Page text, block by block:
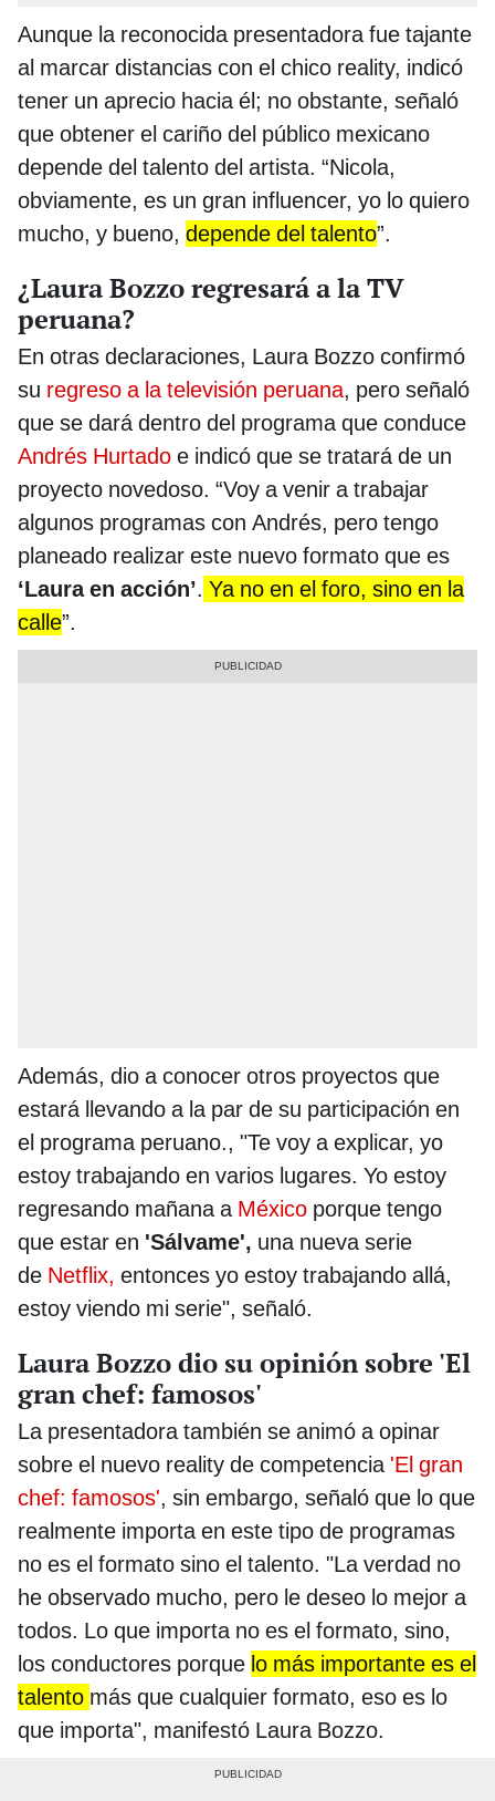
Aunque la reconocida presentadora fue tajante
al marcar distancias con el chico reality, indicó
tener un aprecio hacia él; no obstante, señaló
que obtener el cariño del público mexicano
depende del talento del artista. “Nicola,
obviamente, es un gran influencer, yo lo quiero
mucho, y bueno, depende del talento”.
¿Laura Bozzo regresará a la TV
peruana?
En otras declaraciones, Laura Bozzo confirmó
su regreso a la televisión peruana, pero señaló
que se dará dentro del programa que conduce
Andrés Hurtado e indicó que se tratará de un
proyecto novedoso. “Voy a venir a trabajar
algunos programas con Andrés, pero tengo
planeado realizar este nuevo formato que es
‘Laura en acción’. Ya no en el foro, sino en la
calle”.
Además, dio a conocer otros proyectos que
estará llevando a la par de su participación en
el programa peruano., "Te voy a explicar, yo
estoy trabajando en varios lugares. Yo estoy
regresando mañana aMéxico porque tengo
que estar en 'Sálvame', una nueva serie
de Netflix, entonces yo estoy trabajando allá,
estoy viendo mi serie", señaló.
Laura Bozzo dio su opinión sobre 'El
gran chef: famosos'
La presentadora también se animó a opinar
sobre el nuevo reality de competencia 'El gran
chef: famosos', sin embargo, señaló que lo que
realmente importa en este tipo de programas
no es el formato sino el talento. "La verdad no
he observado mucho, pero le deseo lo mejor a
todos. Lo que importa no es el formato, sino,
los conductores porque lo más importante es el
talento más que cualquier formato, eso es lo
que importa", manifestó Laura Bozzo.